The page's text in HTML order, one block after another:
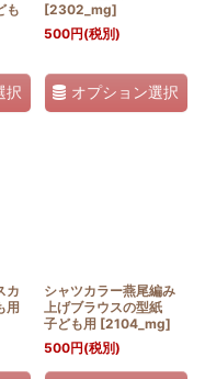
も
択
[2302_mg]
500円(税別)
オプション選択
カ
用
シャツカラー燕尾編み
上げブラウスの型紙
子ども用 [2104_mg]
500円(税別)